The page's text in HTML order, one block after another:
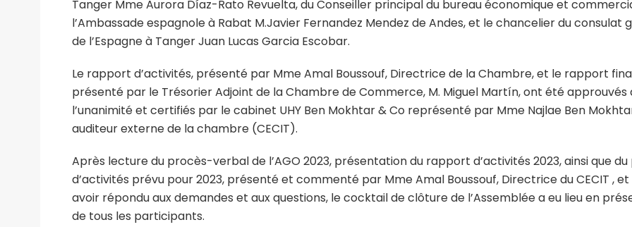
Tanger Mme Aurora Díaz-Rato Revuelta, du Conseiller principal du bureau économique et
l’Ambassade espagnole à Rabat M.Javier Fernandez Mendez de Andes, et le chancelier du consulat
de l’Espagne à Tanger Juan Lucas Garcia Escobar.
Le rapport d’activités, présenté par Mme Amal Boussouf, Directrice de la Chambre, et le rapport
présenté par le Trésorier Adjoint de la Chambre de Commerce, M. Miguel Martín, ont été approuvés
l’unanimité et certifiés par le cabinet UHY Ben Mokhtar & Co représenté par Mme Najlae Ben
auditeur externe de la chambre (CECIT).
Après lecture du procès-verbal de l’AGO 2023, présentation du rapport d’activités 2023, ainsi que du
d’activités prévu pour 2023, présenté et commenté par Mme Amal Boussouf, Directrice du CECIT ,
avoir répondu aux demandes et aux questions, le cocktail de clôture de l’Assemblée a eu lieu en
de tous les participants.